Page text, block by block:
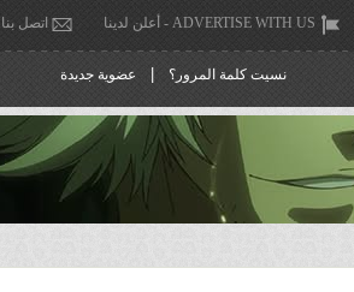
ADVERTISE WITH US - أعلن لدينا اتصل بنا
نسيت كلمة المرور؟ عضوية جديدة